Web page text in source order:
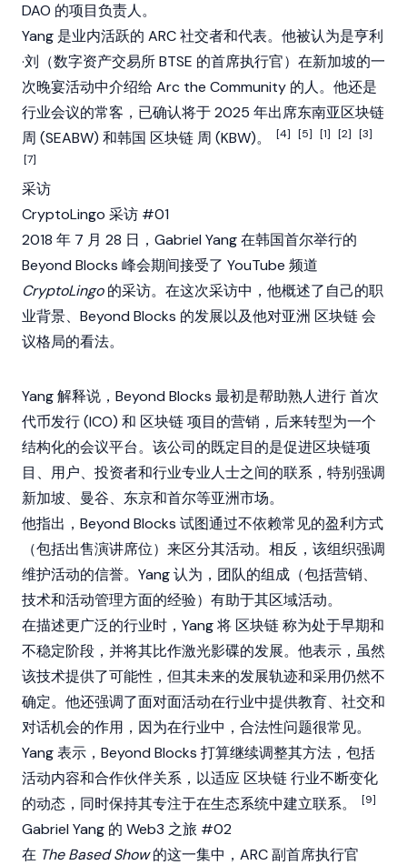
DAO 的项目负责人。
Yang 是业内活跃的 ARC 社交者和代表。他被认为是亨利
·刘（数字资产交易所BTSE 的首席执行官）在新加坡的一
次晚宴活动中介绍给 Arc the Community 的人。他还是
行业会议的常客，已确认将于 2025 年出席东南亚区块链
周 (SEABW) 和韩国 区块链 周 (KBW)。 [4] [5] [1] [2] [3]
[7]
采访
CryptoLingo 采访 #01
2018 年 7 月 28 日，Gabriel Yang 在韩国首尔举行的
Beyond Blocks 峰会期间接受了 YouTube 频道
CryptoLingo的采访。在这次采访中，他概述了自己的职
业背景、Beyond Blocks 的发展以及他对亚洲 区块链会
议格局的看法。
Yang 解释说，Beyond Blocks 最初是帮助熟人进行首次
代币发行(ICO) 和 区块链项目的营销，后来转型为一个
结构化的会议平台。该公司的既定目的是促进区块链项
目、用户、投资者和行业专业人士之间的联系，特别强调
新加坡、曼谷、东京和首尔等亚洲市场。
他指出，Beyond Blocks 试图通过不依赖常见的盈利方式
（包括出售演讲席位）来区分其活动。相反，该组织强调
维护活动的信誉。Yang 认为，团队的组成（包括营销、
技术和活动管理方面的经验）有助于其区域活动。
在描述更广泛的行业时，Yang 将 区块链称为处于早期和
不稳定阶段，并将其比作激光影碟的发展。他表示，虽然
该技术提供了可能性，但其未来的发展轨迹和采用仍然不
确定。他还强调了面对面活动在行业中提供教育、社交和
对话机会的作用，因为在行业中，合法性问题很常见。
Yang 表示，Beyond Blocks 打算继续调整其方法，包括
活动内容和合作伙伴关系，以适应 区块链行业不断变化
的动态，同时保持其专注于在生态系统中建立联系。
[9]
Gabriel Yang 的 Web3 之旅 #02
在 The Based Show的这一集中，ARC 副首席执行官